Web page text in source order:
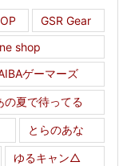
GSR Gear
shop
ゲーマーズ
の夏で待ってる
とらのあな
ゆるキャン△